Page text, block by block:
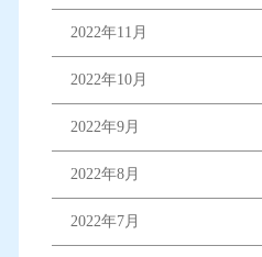
2022年11月
2022年10月
2022年9月
2022年8月
2022年7月